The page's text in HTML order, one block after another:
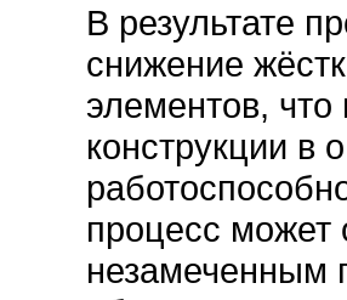
В результате
снижение
элементов, что
конструкции в
процесс может
незамеченным